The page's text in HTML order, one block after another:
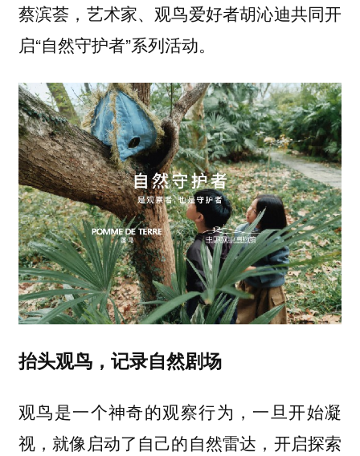
蔡滨荟，艺术家、观鸟爱好者胡沁迪共同开
启“自然守护者”系列活动。
抬头观鸟，记录自然剧场
观鸟是一个神奇的观察行为，一旦开始凝
视，就像启动了自己的自然雷达，开启探索